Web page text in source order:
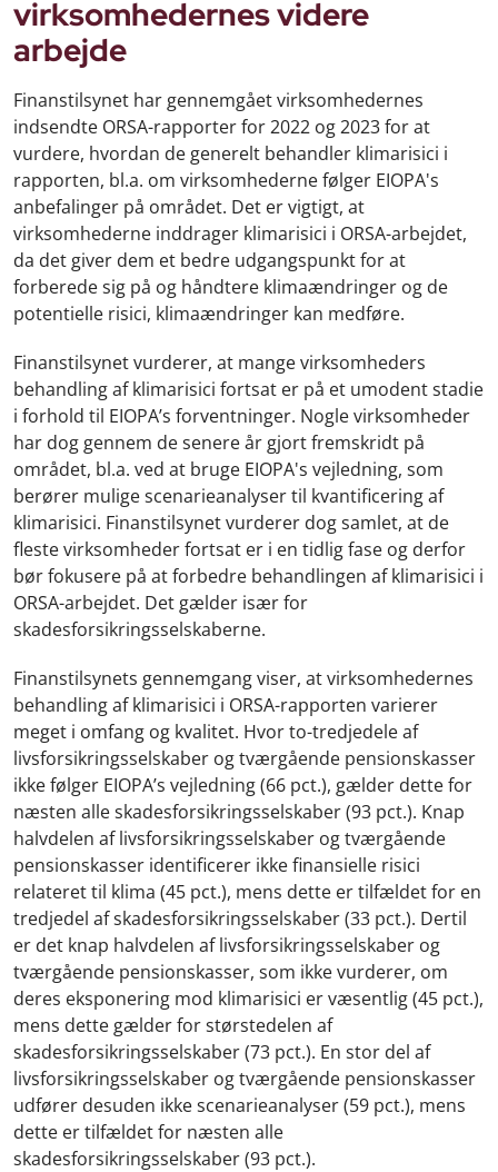
virksomhedernes videre
arbejde
Finanstilsynet har gennemgået virksomhedernes
indsendte ORSA-rapporter for 2022 og 2023 for at
vurdere, hvordan de generelt behandler klimarisici i
rapporten, bl.a. om virksomhederne følger EIOPA's
anbefalinger på området. Det er vigtigt, at
virksomhederne inddrager klimarisici i ORSA-arbejdet,
da det giver dem et bedre udgangspunkt for at
forberede sig på og håndtere klimaændringer og de
potentielle risici, klimaændringer kan medføre.
Finanstilsynet vurderer, at mange virksomheders
behandling af klimarisici fortsat er på et umodent stadie
i forhold til EIOPA’s forventninger. Nogle virksomheder
har dog gennem de senere år gjort fremskridt på
området, bl.a. ved at bruge EIOPA's vejledning, som
berører mulige scenarieanalyser til kvantificering af
klimarisici. Finanstilsynet vurderer dog samlet, at de
fleste virksomheder fortsat er i en tidlig fase og derfor
bør fokusere på at forbedre behandlingen af klimarisici i
ORSA-arbejdet. Det gælder især for
skadesforsikringsselskaberne.
Finanstilsynets gennemgang viser, at virksomhedernes
behandling af klimarisici i ORSA-rapporten varierer
meget i omfang og kvalitet. Hvor to-tredjedele af
livsforsikringsselskaber og tværgående pensionskasser
ikke følger EIOPA’s vejledning (66 pct.), gælder dette for
næsten alle skadesforsikringsselskaber (93 pct.). Knap
halvdelen af livsforsikringsselskaber og tværgående
pensionskasser identificerer ikke finansielle risici
relateret til klima (45 pct.), mens dette er tilfældet for en
tredjedel af skadesforsikringsselskaber (33 pct.). Dertil
er det knap halvdelen af livsforsikringsselskaber og
tværgående pensionskasser, som ikke vurderer, om
deres eksponering mod klimarisici er væsentlig (45 pct.),
mens dette gælder for størstedelen af
skadesforsikringsselskaber (73 pct.). En stor del af
livsforsikringsselskaber og tværgående pensionskasser
udfører desuden ikke scenarieanalyser (59 pct.), mens
dette er tilfældet for næsten alle
skadesforsikringsselskaber (93 pct.).